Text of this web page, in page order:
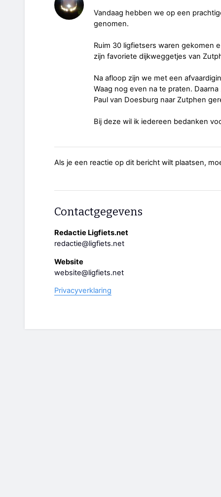
Vandaag hebben we op een
genomen.
Ruim 30 ligfietsers waren gekomen
zijn favoriete dijkweggetjes van
Na afloop zijn we met een
Waag nog even na te praten.
Paul van Doesburg naar Zutphen
Bij deze wil ik iedereen bedanken
Als je een reactie op dit bericht wilt plaatsen,
Contactgegevens
Redactie Ligfiets.net
redactie@ligfiets.net
Website
website@ligfiets.net
Privacyverklaring